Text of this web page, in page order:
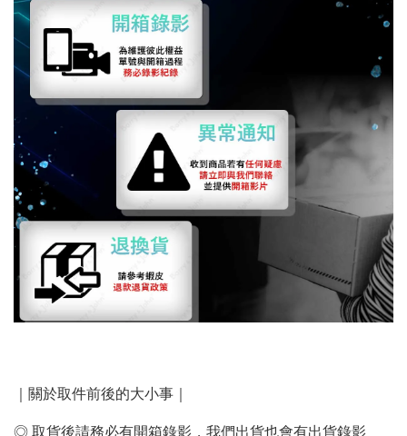
｜關於取件前後的大小事｜
◎ 取貨後請務必有開箱錄影，我們出貨也會有出貨錄影